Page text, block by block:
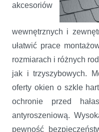
akcesoriów
wewnętrznych i
ułatwić prace
rozmiarach i różnych
jak i trzyszybowych.
oferty okien o szkle
ochronie przed
antyroszeniową.
pewność